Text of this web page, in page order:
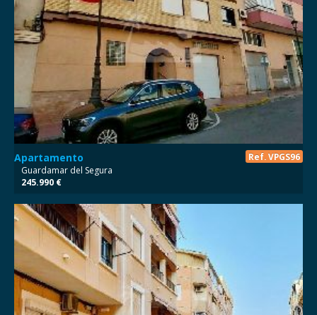
Apartamento Ref. VPGS96
Guardamar del Segura
245.990 €